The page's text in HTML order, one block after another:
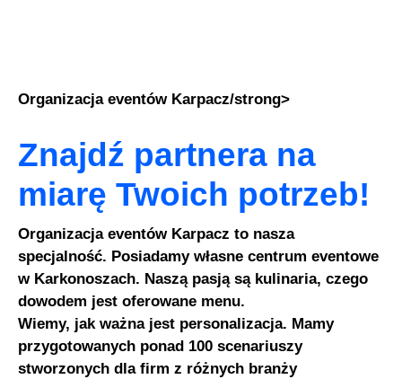
Organizacja eventów Karpacz/strong>
Znajdź partnera na
miarę Twoich potrzeb!
Organizacja eventów Karpacz to nasza
specjalność. Posiadamy własne centrum eventowe
w Karkonoszach. Naszą pasją są kulinaria, czego
dowodem jest oferowane menu.
Wiemy, jak ważna jest personalizacja. Mamy
przygotowanych ponad 100 scenariuszy
stworzonych dla firm z różnych branży